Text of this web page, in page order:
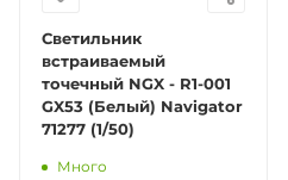
Светильник
встраиваемый
точечный NGX - R1-001
GX53 (Белый) Navigator
71277 (1/50)
Много